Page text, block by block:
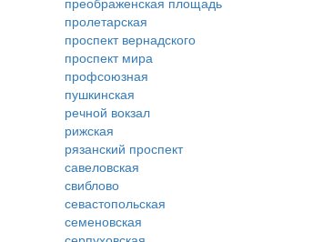
пролетарская
проспект вернадского
проспект мира
профсоюзная
пушкинская
речной вокзал
рижская
рязанский проспект
савеловская
свиблово
севастопольская
семеновская